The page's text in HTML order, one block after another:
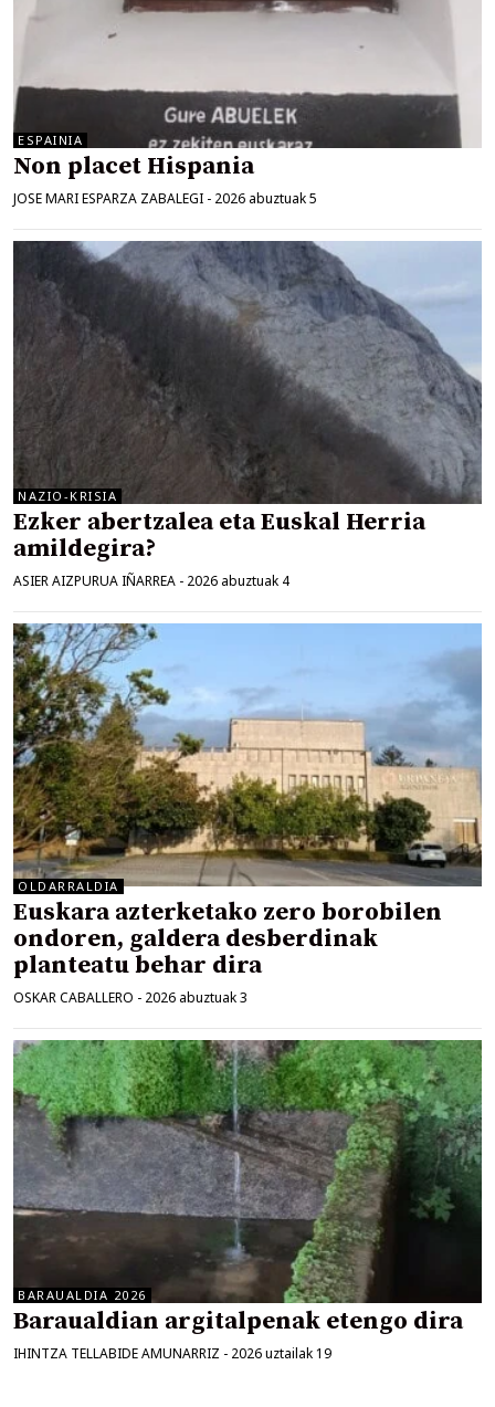
ESPAINIA
Non placet Hispania
JOSE MARI ESPARZA ZABALEGI - 2026 abuztuak 5
NAZIO-KRISIA
Ezker abertzalea eta Euskal Herria
amildegira?
ASIER AIZPURUA IÑARREA - 2026 abuztuak 4
OLDARRALDIA
Euskara azterketako zero borobilen
ondoren, galdera desberdinak
planteatu behar dira
OSKAR CABALLERO - 2026 abuztuak 3
BARAUALDIA 2026
Baraualdian argitalpenak etengo dira
IHINTZA TELLABIDE AMUNARRIZ - 2026 uztailak 19